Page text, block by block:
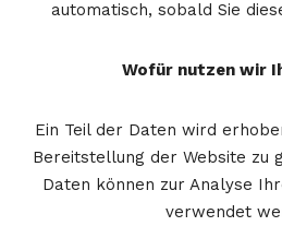
automatisch, sobald Sie
Wofür nutzen wir
Ein Teil der Daten wird
Bereitstellung der Website zu
Daten können zur Analyse
verwendet